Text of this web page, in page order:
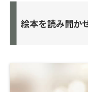
絵本を読み聞か